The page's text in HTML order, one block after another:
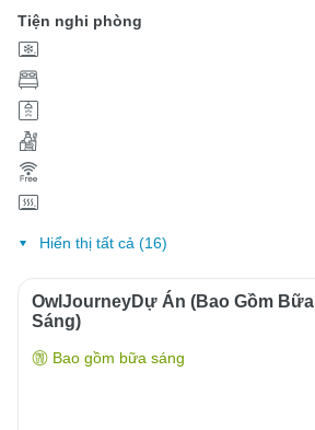
Tiện nghi phòng
Hiển thị tất cả (16)
OwlJourneyDự Án (Bao Gồm Bữa
Sáng)
Bao gồm bữa sáng